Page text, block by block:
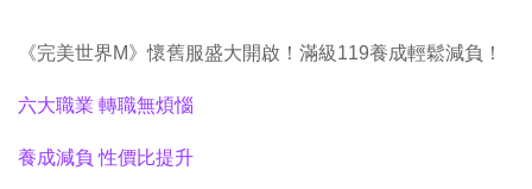
《完美世界M》懷舊服盛大開啟！滿級119養成輕鬆減負！
六大職業 轉職無煩惱
養成減負 性價比提升